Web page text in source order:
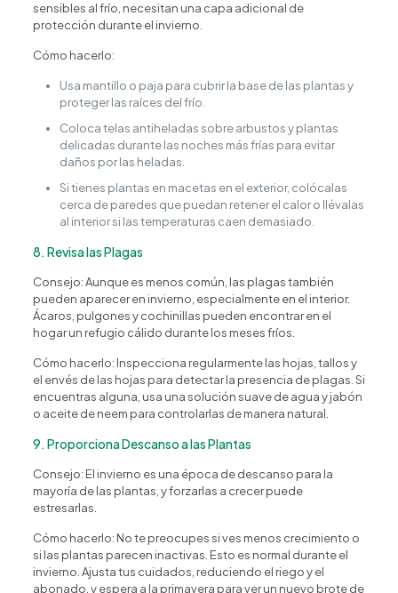
sensibles al frío, necesitan una capa adicional de
protección durante el invierno.
Cómo hacerlo:
Usa mantillo o paja para cubrir la base de las plantas y
proteger las raíces del frío.
Coloca telas antiheladas sobre arbustos y plantas
delicadas durante las noches más frías para evitar
daños por las heladas.
Si tienes plantas en macetas en el exterior, colócalas
cerca de paredes que puedan retener el calor o llévalas
al interior si las temperaturas caen demasiado.
8. Revisa las Plagas
Consejo: Aunque es menos común, las plagas también
pueden aparecer en invierno, especialmente en el interior.
Ácaros, pulgones y cochinillas pueden encontrar en el
hogar un refugio cálido durante los meses fríos.
Cómo hacerlo: Inspecciona regularmente las hojas, tallos y
el envés de las hojas para detectar la presencia de plagas. Si
encuentras alguna, usa una solución suave de agua y jabón
o aceite de neem para controlarlas de manera natural.
9. Proporciona Descanso a las Plantas
Consejo: El invierno es una época de descanso para la
mayoría de las plantas, y forzarlas a crecer puede
estresarlas.
Cómo hacerlo: No te preocupes si ves menos crecimiento o
si las plantas parecen inactivas. Esto es normal durante el
invierno. Ajusta tus cuidados, reduciendo el riego y el
abonado, y espera a la primavera para ver un nuevo brote de